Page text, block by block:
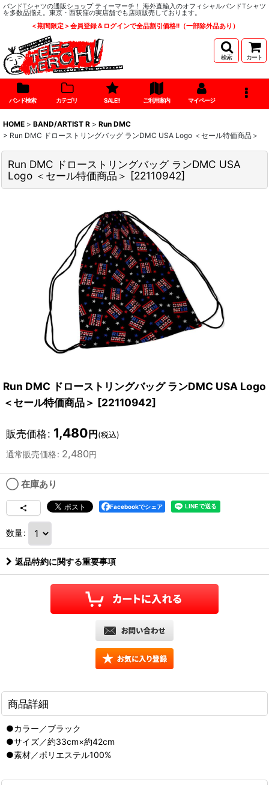
バンドTシャツの通販ショップ ティーマーチ！ 海外直輸入のオフィシャルバンドTシャツ
を多数品揃え。東京・西荻窪の実店舗でも店頭販売しております。
＜期間限定＞会員登録＆ログインで全品割引価格!!（一部除外品あり）
検索 カート
バンド検索 カテゴリ SALE!! ご利用案内 マイページ
HOME > BAND/ARTIST R > Run DMC
> Run DMC ドローストリングバッグ ランDMC USA Logo ＜セール特価商品＞
Run DMC ドローストリングバッグ ランDMC USA
Logo ＜セール特価商品＞ [22110942]
Run DMC ドローストリングバッグ ランDMC USA Logo
＜セール特価商品＞ [22110942]
販売価格: 1,480 円 (税込)
通常販売価格: 2,480円
◯ 在庫あり
Facebookでシェア
数量:
返品特約に関する重要事項
商品詳細
●カラー／ブラック
●サイズ／約33cm×約42cm
●素材／ポリエステル100%